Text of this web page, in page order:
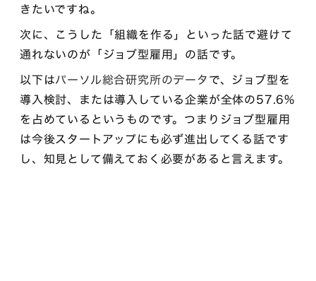
きたいですね。
次に、こうした「組織を作る」といった話で避けて
通れないのが「ジョブ型雇用」の話です。
以下はパーソル総合研究所のデータで、ジョブ型を
導入検討、または導入している企業が全体の57.6%
を占めているというものです。つまりジョブ型雇用
は今後スタートアップにも必ず進出してくる話です
し、知見として備えておく必要があると言えます。